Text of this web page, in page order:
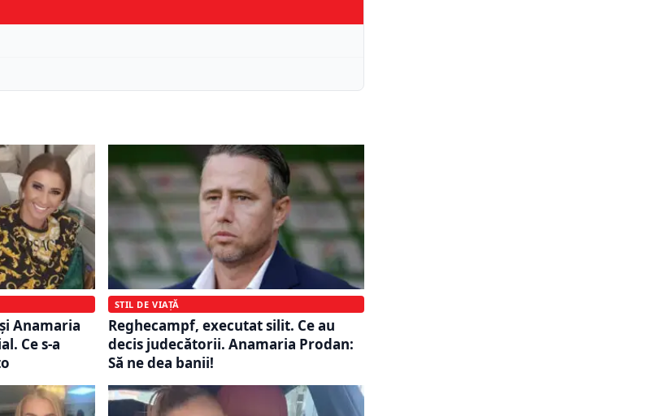
Anamaria
Ce s-a
STIL DE VIAȚĂ
Reghecampf, executat silit. Ce au
decis judecătorii. Anamaria Prodan:
Să ne dea banii!